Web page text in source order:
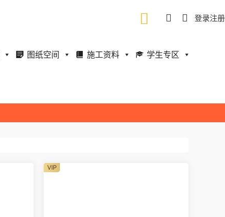
登录注册
图纸空间 施工资料 学生专区
VIP